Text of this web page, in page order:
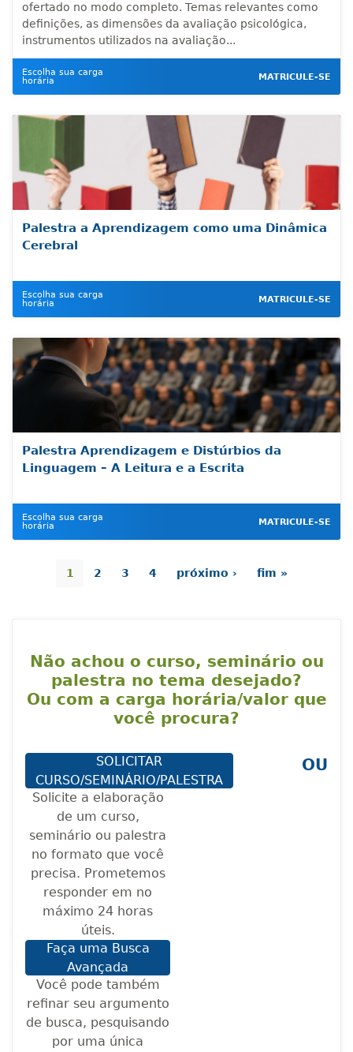
ofertado no modo completo. Temas relevantes como
definições, as dimensões da avaliação psicológica,
instrumentos utilizados na avaliação...
Escolha sua carga
horária
MATRICULE-SE
Palestra a Aprendizagem como uma Dinâmica
Cerebral
Escolha sua carga
horária
MATRICULE-SE
Palestra Aprendizagem e Distúrbios da
Linguagem – A Leitura e a Escrita
Escolha sua carga
horária
MATRICULE-SE
1 2 3 4 próximo › fim »
Não achou o curso, seminário ou
palestra no tema desejado?
Ou com a carga horária/valor que
você procura?
SOLICITAR
CURSO/SEMINÁRIO/PALESTRA
Solicite a elaboração
de um curso,
seminário ou palestra
no formato que você
precisa. Prometemos
responder em no
máximo 24 horas
úteis.
OU
Faça uma Busca
Avançada
Você pode também
refinar seu argumento
de busca, pesquisando
por uma única